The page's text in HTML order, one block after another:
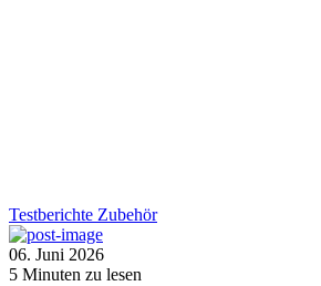
Testberichte Zubehör
06. Juni 2026
5 Minuten zu lesen